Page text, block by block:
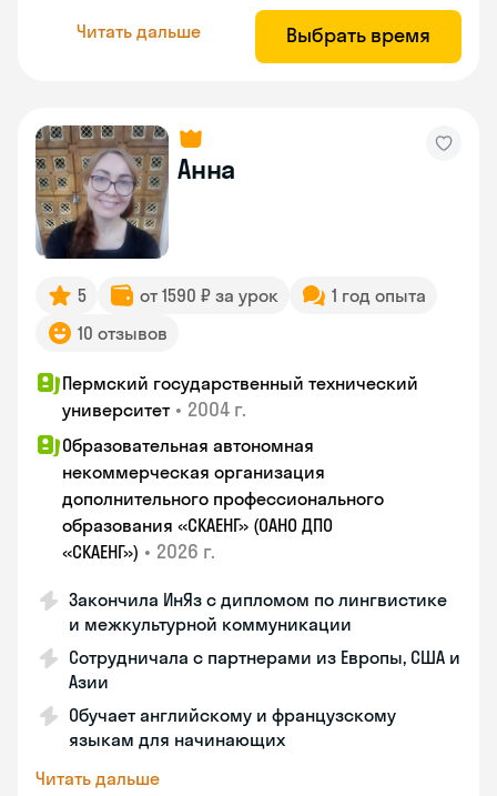
Читать дальше Выбрать время
Анна
5 от 1590 ₽ за урок
1 год опыта
10 отзывов
Пермский государственный технический
университет • 2004 г.
Образовательная автономная
некоммерческая организация
дополнительного профессионального
образования «СКАЕНГ» (ОАНО ДПО
«СКАЕНГ») • 2026 г.
Закончила ИнЯз с дипломом по лингвистике
и межкультурной коммуникации
Сотрудничала с партнерами из Европы, США и
Азии
Обучает английскому и французскому
языкам для начинающих
Читать дальше